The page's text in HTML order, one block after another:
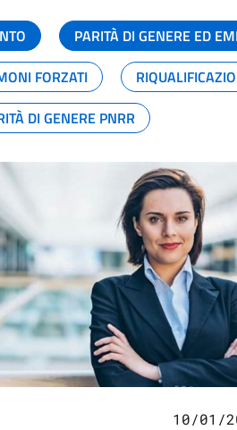
PARITÀ DI GENERE ED
FORZATI
DI GENERE PNRR
10/01/